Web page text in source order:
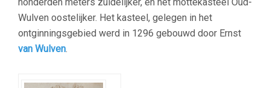
honderden meters zuidelijker, en het mottekasteel Oud-
Wulven oostelijker. Het kasteel, gelegen in het
ontginningsgebied werd in 1296 gebouwd door Ernst
van Wulven.